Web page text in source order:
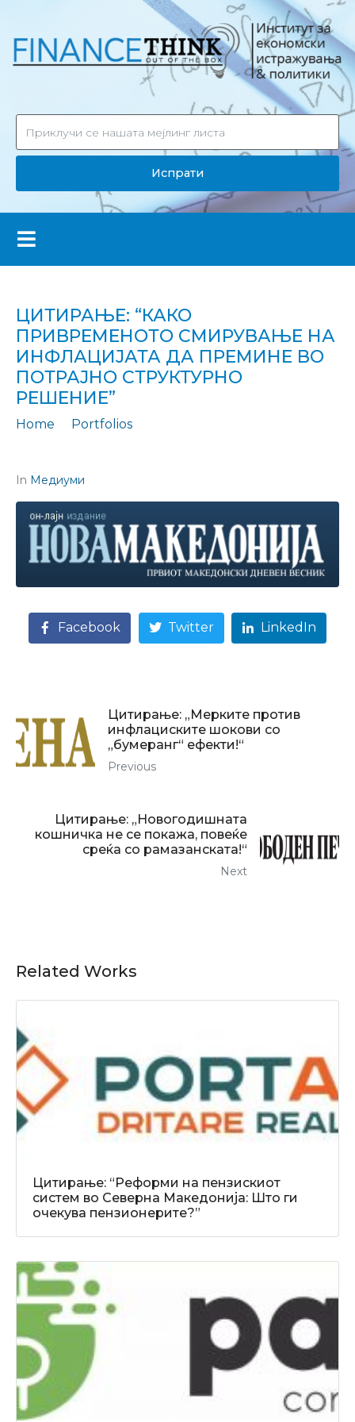
Испрати
ЦИТИРАЊЕ: “КАКО
ПРИВРЕМЕНОТО СМИРУВАЊЕ НА
ИНФЛАЦИЈАТА ДА ПРЕМИНЕ ВО
ПОТРАЈНО СТРУКТУРНО
РЕШЕНИЕ”
Home
Portfolios
In Медиуми
Facebook Twitter LinkedIn
Цитирање: „Мерките против
инфлациските шокови со
„бумеранг“ ефекти!“
Previous
Цитирање: „Новогодишната
кошничка не се покажа, повеќе
среќа со рамазанската!“
Next
Related Works
Цитирање: “Реформи на пензискиот
систем во Северна Македонија: Што ги
очекува пензионерите?”